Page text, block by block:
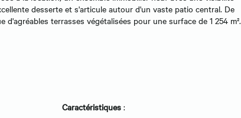
desserte et s'articule autour d'un vaste patio central. De
terrasses végétalisées pour une surface de 1 254 m².
Caractéristiques :